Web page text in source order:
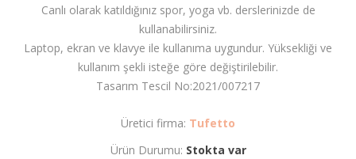
Canlı olarak katıldığınız spor, yoga vb. derslerinizde de
kullanabilirsiniz.
Laptop, ekran ve klavye ile kullanıma uygundur. Yüksekliği ve
kullanım şekli isteğe göre değiştirilebilir.
Tasarım Tescil No:2021/007217
Üretici firma: Tufetto
Ürün Durumu: Stokta var